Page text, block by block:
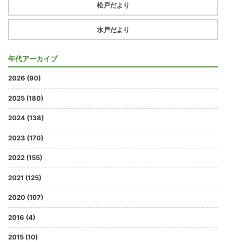
松戸だより
水戸だより
年代アーカイブ
2026 (90)
2025 (180)
2024 (138)
2023 (170)
2022 (155)
2021 (125)
2020 (107)
2016 (4)
2015 (10)